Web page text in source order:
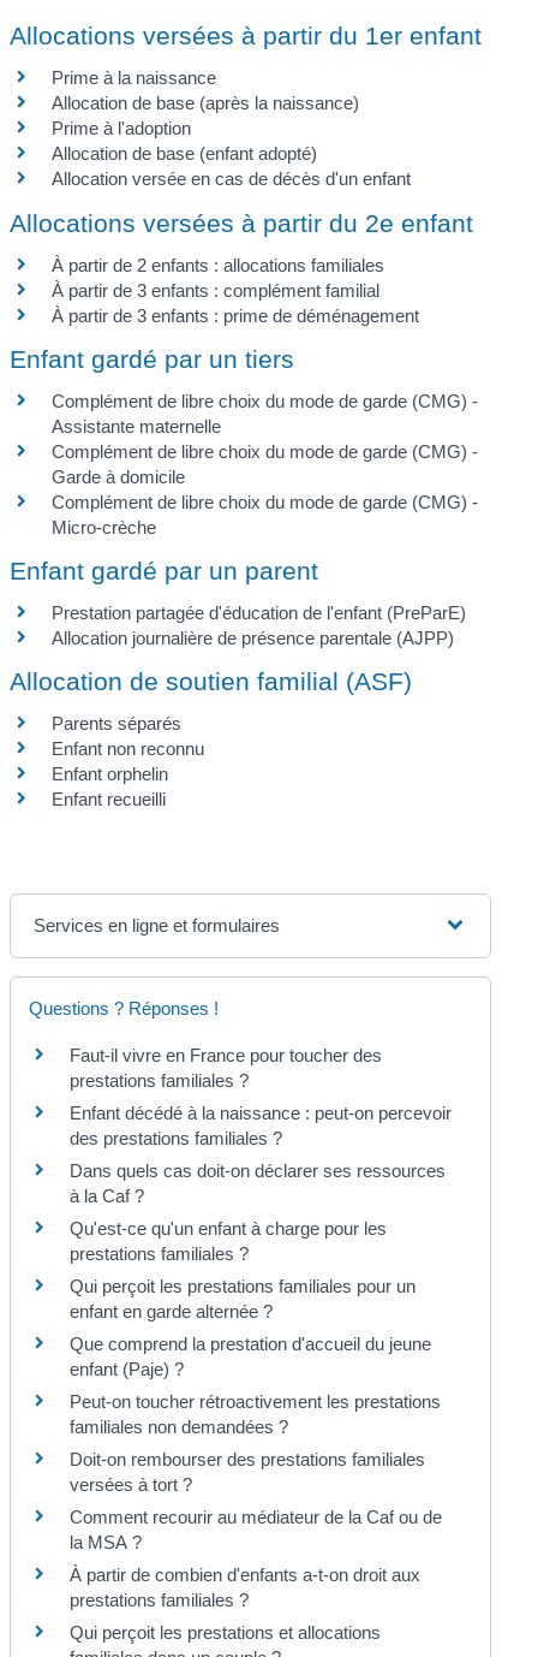
Allocations versées à partir du 1er enfant
Prime à la naissance
Allocation de base (après la naissance)
Prime à l'adoption
Allocation de base (enfant adopté)
Allocation versée en cas de décès d'un enfant
Allocations versées à partir du 2e enfant
À partir de 2 enfants : allocations familiales
À partir de 3 enfants : complément familial
À partir de 3 enfants : prime de déménagement
Enfant gardé par un tiers
Complément de libre choix du mode de garde (CMG) -
Assistante maternelle
Complément de libre choix du mode de garde (CMG) -
Garde à domicile
Complément de libre choix du mode de garde (CMG) -
Micro-crèche
Enfant gardé par un parent
Prestation partagée d'éducation de l'enfant (PreParE)
Allocation journalière de présence parentale (AJPP)
Allocation de soutien familial (ASF)
Parents séparés
Enfant non reconnu
Enfant orphelin
Enfant recueilli
Services en ligne et formulaires
Questions ? Réponses !
Faut-il vivre en France pour toucher des
prestations familiales ?
Enfant décédé à la naissance : peut-on percevoir
des prestations familiales ?
Dans quels cas doit-on déclarer ses ressources
à la Caf ?
Qu'est-ce qu'un enfant à charge pour les
prestations familiales ?
Qui perçoit les prestations familiales pour un
enfant en garde alternée ?
Que comprend la prestation d'accueil du jeune
enfant (Paje) ?
Peut-on toucher rétroactivement les prestations
familiales non demandées ?
Doit-on rembourser des prestations familiales
versées à tort ?
Comment recourir au médiateur de la Caf ou de
la MSA ?
À partir de combien d'enfants a-t-on droit aux
prestations familiales ?
Qui perçoit les prestations et allocations